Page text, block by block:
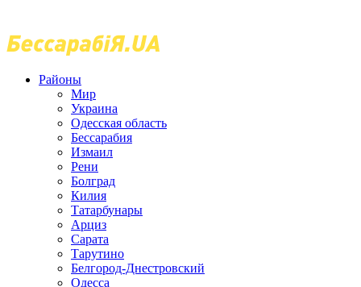
Районы
Мир
Украина
Одесская область
Бессарабия
Измаил
Рени
Болград
Килия
Татарбунары
Арциз
Сарата
Тарутино
Белгород-Днестровский
Одесса